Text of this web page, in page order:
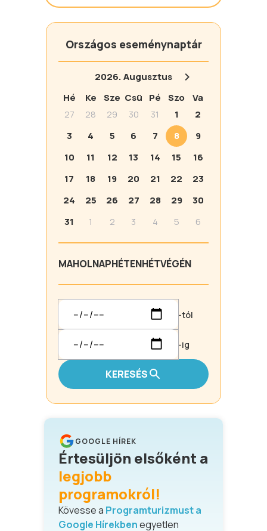
Országos eseménynaptár
2026.Augusztus
Hé
Ke Sze Csü Pé Szo
Va
27
28 29 30 31 1
2
3
4 5 6 7 8
9
10
11 12 13 14 15
16
17
18 19 20 21 22
23
24
25 26 27 28 29
30
31
1 2 3 4 5 6
MAHOLNAPHÉTENHÉTVÉGÉN
-tól
-ig
KERESÉS
GOOGLE HÍREK
Értesüljön elsőként a
legjobb
programokról!
Kövesse a Programturizmust a
Google Hírekbenegyetlen